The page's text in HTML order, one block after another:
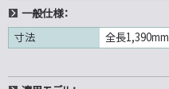
一般仕様：
寸法
全長1,390mm